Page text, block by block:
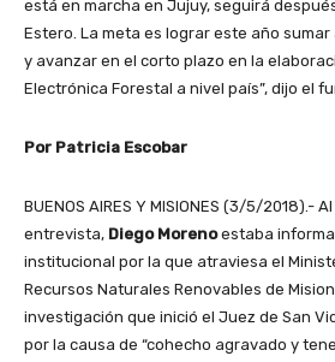
está en marcha en Jujuy, seguirá
Estero. La meta es lograr este año
y avanzar en el corto plazo en la
Electrónica Forestal a nivel país”, dijo el
Por Patricia Escobar
BUENOS AIRES Y MISIONES (3/5/2018).-
entrevista, Diego Morenoestaba
institucional por la que atraviesa el
Recursos Naturales Renovables de
investigación que inició el Juez de San
por la causa de “cohecho agravado y